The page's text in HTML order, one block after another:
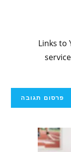
Links to